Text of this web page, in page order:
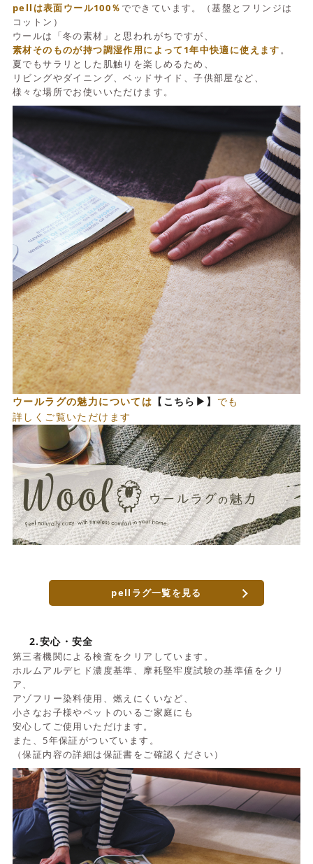
pellは表面ウール100％でできています。（基盤とフリンジは
コットン）
ウールは「冬の素材」と思われがちですが、
素材そのものが持つ調湿作用によって1年中快適に使えます。
夏でもサラリとした肌触りを楽しめるため、
リビングやダイニング、ベッドサイド、子供部屋など、
様々な場所でお使いいただけます。
ウールラグの魅力については 【こちら▶ 】 でも
詳しくご覧いただけます
pellラグ一覧を見る
2.安心・安全
第三者機関による検査をクリアしています。
ホルムアルデヒド濃度基準、摩耗堅牢度試験の基準値をクリ
ア、
アゾフリー染料使用、燃えにくいなど、
小さなお子様やペットのいるご家庭にも
安心してご使用いただけます。
また、5年保証がついています。
（保証内容の詳細は保証書をご確認ください）